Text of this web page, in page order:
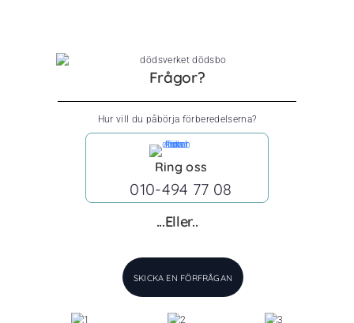
Frågor?
Hur vill du påbörja förberedelserna?
Ring oss
010-494 77 08
...Eller..
SKICKA EN FÖRFRÅGAN